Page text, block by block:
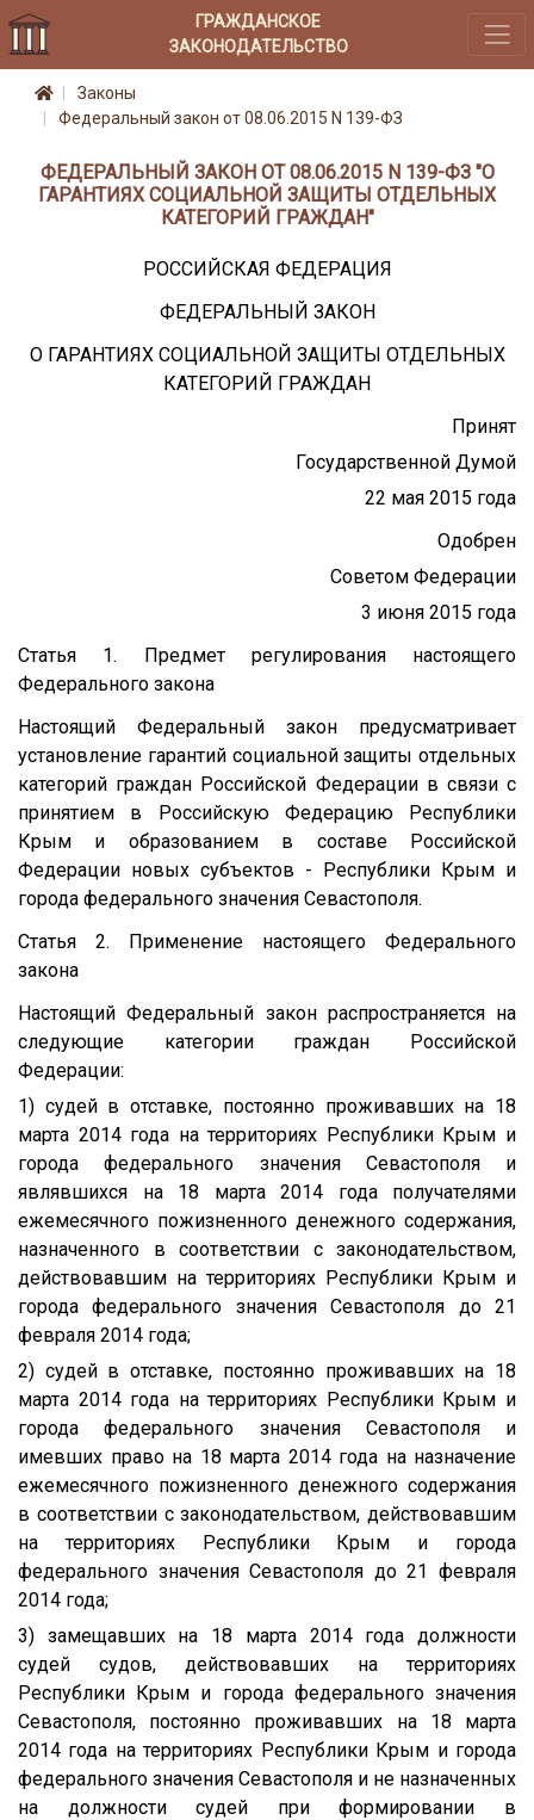
ГРАЖДАНСКОЕ
ЗАКОНОДАТЕЛЬСТВО
Законы
Федеральный закон от 08.06.2015 N 139-ФЗ
ФЕДЕРАЛЬНЫЙ ЗАКОН ОТ 08.06.2015 N 139-ФЗ "О
ГАРАНТИЯХ СОЦИАЛЬНОЙ ЗАЩИТЫ ОТДЕЛЬНЫХ
КАТЕГОРИЙ ГРАЖДАН"
РОССИЙСКАЯ ФЕДЕРАЦИЯ
ФЕДЕРАЛЬНЫЙ ЗАКОН
О ГАРАНТИЯХ СОЦИАЛЬНОЙ ЗАЩИТЫ ОТДЕЛЬНЫХ
КАТЕГОРИЙ ГРАЖДАН
Принят
Государственной Думой
22 мая 2015 года
Одобрен
Советом Федерации
3 июня 2015 года
Статья 1. Предмет регулирования настоящего
Федерального закона
Настоящий Федеральный закон предусматривает
установление гарантий социальной защиты отдельных
категорий граждан Российской Федерации в связи с
принятием в Российскую Федерацию Республики
Крым и образованием в составе Российской
Федерации новых субъектов - Республики Крым и
города федерального значения Севастополя.
Статья 2. Применение настоящего Федерального
закона
Настоящий Федеральный закон распространяется на
следующие категории граждан Российской
Федерации:
1) судей в отставке, постоянно проживавших на 18
марта 2014 года на территориях Республики Крым и
города федерального значения Севастополя и
являвшихся на 18 марта 2014 года получателями
ежемесячного пожизненного денежного содержания,
назначенного в соответствии с законодательством,
действовавшим на территориях Республики Крым и
города федерального значения Севастополя до 21
февраля 2014 года;
2) судей в отставке, постоянно проживавших на 18
марта 2014 года на территориях Республики Крым и
города федерального значения Севастополя и
имевших право на 18 марта 2014 года на назначение
ежемесячного пожизненного денежного содержания
в соответствии с законодательством, действовавшим
на территориях Республики Крым и города
федерального значения Севастополя до 21 февраля
2014 года;
3) замещавших на 18 марта 2014 года должности
судей судов, действовавших на территориях
Республики Крым и города федерального значения
Севастополя, постоянно проживавших на 18 марта
2014 года на территориях Республики Крым и города
федерального значения Севастополя и не назначенных
на должности судей при формировании в